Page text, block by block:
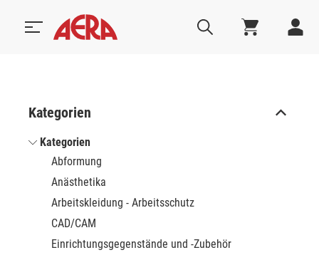
Kategorien
Kategorien
Abformung
Anästhetika
Arbeitskleidung - Arbeitsschutz
CAD/CAM
Einrichtungsgegenstände und -Zubehör